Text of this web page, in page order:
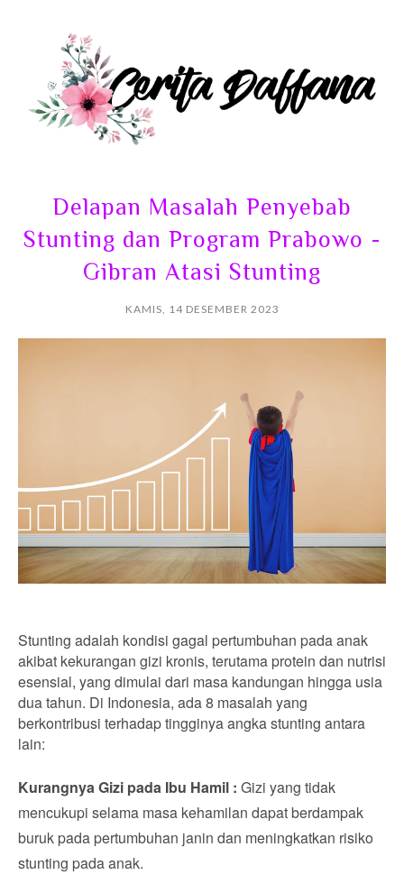
Delapan Masalah Penyebab
Stunting dan Program Prabowo -
Gibran Atasi Stunting
KAMIS, 14 DESEMBER 2023
Stunting adalah kondisi gagal pertumbuhan pada anak
akibat kekurangan gizi kronis, terutama protein dan nutrisi
esensial, yang dimulai dari masa kandungan hingga usia
dua tahun. Di Indonesia, ada 8 masalah yang
berkontribusi terhadap tingginya angka stunting antara
lain:
Kurangnya Gizi pada Ibu Hamil : Gizi yang tidak
mencukupi selama masa kehamilan dapat berdampak
buruk pada pertumbuhan janin dan meningkatkan risiko
stunting pada anak.